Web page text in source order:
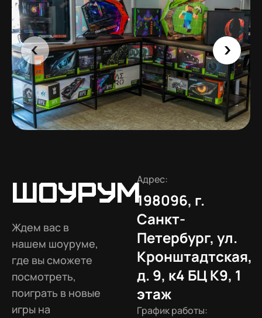
Шоурум
Ждем вас в
нашем шоуруме,
где вы сможете
посмотреть,
поиграть в новые
игры на
Адрес:
198096, г.
Санкт-
Петербург, ул.
Кронштадтская,
д. 9, к4 БЦ К9, 1
этаж
График работы: